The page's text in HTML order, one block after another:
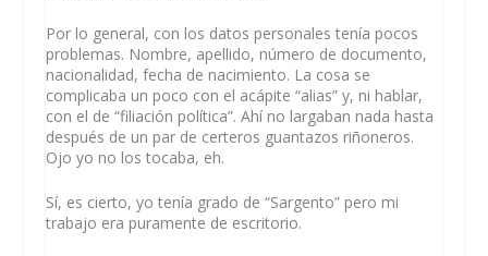
Por lo general, con los datos personales tenía pocos
problemas. Nombre, apellido, número de documento,
nacionalidad, fecha de nacimiento. La cosa se
complicaba un poco con el acápite “alias” y, ni hablar,
con el de “filiación política”. Ahí no largaban nada hasta
después de un par de certeros guantazos riñoneros.
Ojo yo no los tocaba, eh.
Sí, es cierto, yo tenía grado de “Sargento” pero mi
trabajo era puramente de escritorio.